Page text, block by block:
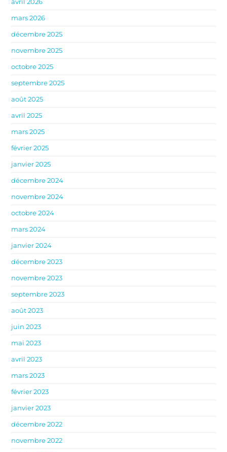
avril 2026
mars 2026
décembre 2025
novembre 2025
octobre 2025
septembre 2025
août 2025
avril 2025
mars 2025
février 2025
janvier 2025
décembre 2024
novembre 2024
octobre 2024
mars 2024
janvier 2024
décembre 2023
novembre 2023
septembre 2023
août 2023
juin 2023
mai 2023
avril 2023
mars 2023
février 2023
janvier 2023
décembre 2022
novembre 2022